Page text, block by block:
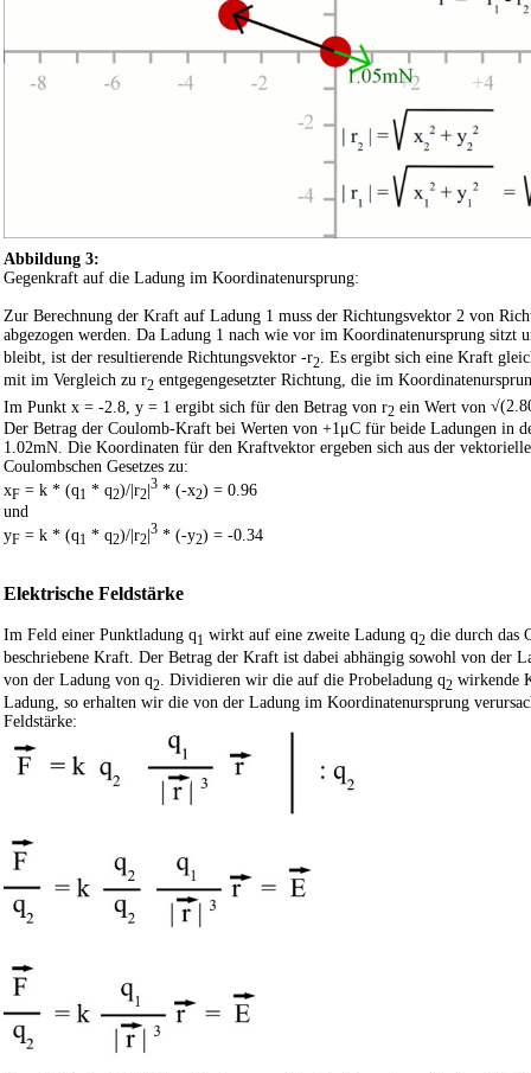
Abbildung 3:
Gegenkraft auf die Ladung im Koordinatenursprung:
Zur Berechnung der Kraft auf Ladung 1 muss der Richtungsvektor 2 von
abgezogen werden. Da Ladung 1 nach wie vor im Koordinatenursprung sitzt
bleibt, ist der resultierende Richtungsvektor -r2 . Es ergibt sich eine Kraft
mit im Vergleich zu r2 entgegengesetzter Richtung, die im
Im Punkt x = -2.8, y = 1 ergibt sich für den Betrag von r2 ein Wert von
Der Betrag der Coulomb-Kraft bei Werten von +1μC für beide Ladungen in
1.02mN. Die Koordinaten für den Kraftvektor ergeben sich aus der
Coulombschen Gesetzes zu:
xF = k * (q1 * q2)/|r2|3 * (-x2) = 0.96
und
yF = k * (q1 * q2)/|r2
3 * (-y2) = -0.34
Elektrische Feldstärke
Im Feld einer Punktladung q1 wirkt auf eine zweite Ladung q2 die durch das
beschriebene Kraft. Der Betrag der Kraft ist dabei abhängig sowohl von der
von der Ladung von q2 . Dividieren wir die auf die Probeladung q2 wirkende
Ladung, so erhalten wir die von der Ladung im Koordinatenursprung
Feldstärke: